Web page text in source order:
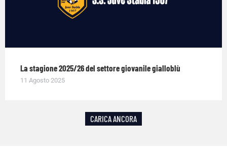
La stagione 2025/26 del settore giovanile gialloblù
11 Agosto 2025
CARICA ANCORA